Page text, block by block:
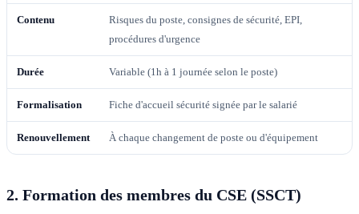
Contenu
Risques du poste, consignes de sécurité, EPI,
procédures d'urgence
Durée Variable (1h à 1 journée selon le poste)
Formalisation Fiche d'accueil sécurité signée par le salarié
Renouvellement À chaque changement de poste ou d'équipement
2. Formation des membres du CSE (SSCT)